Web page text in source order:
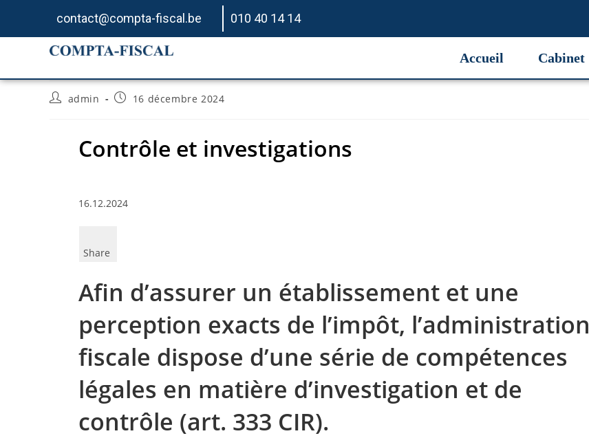
contact@compta-fiscal.be 010 40 14 14
Accueil Cabinet
Contrôle et investigations
admin 16 décembre 2024
Contrôle et investigations
16.12.2024
Share
Afin d’assurer un établissement et une
perception exacts de l’impôt, l’administration
fiscale dispose d’une série de compétences
légales en matière d’investigation et de
contrôle (art. 333 CIR).